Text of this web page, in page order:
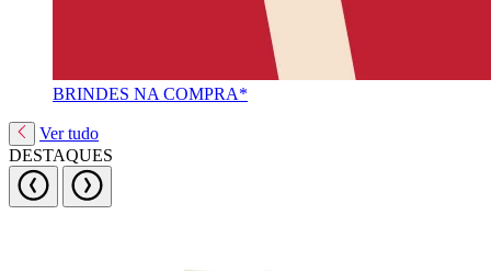
BRINDES NA COMPRA*
Ver tudo
DESTAQUES